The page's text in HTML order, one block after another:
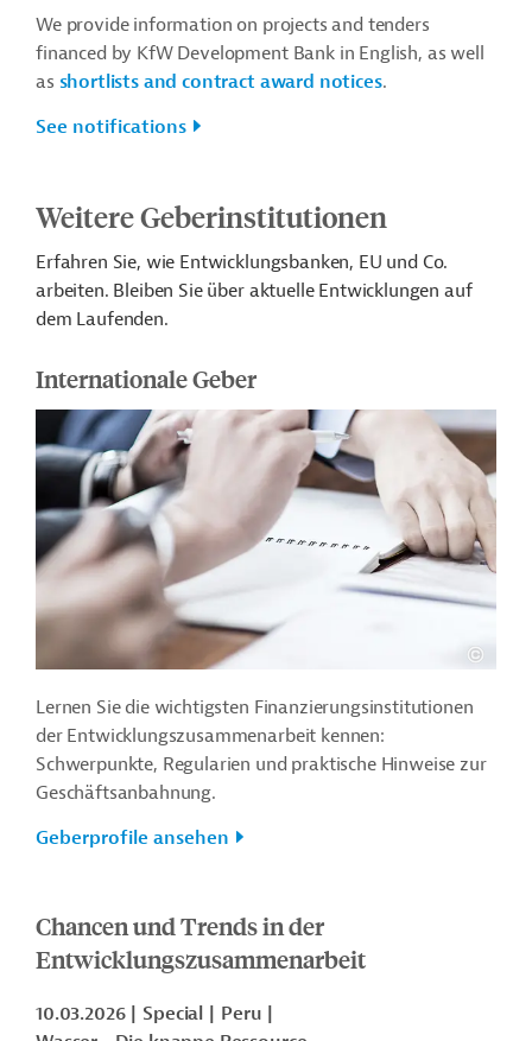
We provide information on projects and tenders
financed by KfW Development Bank in English, as well
as shortlists and contract award notices.
See notifications
Weitere Geberinstitutionen
Erfahren Sie, wie Entwicklungsbanken, EU und Co.
arbeiten. Bleiben Sie über aktuelle Entwicklungen auf
dem Laufenden.
Internationale Geber
Lernen Sie die wichtigsten Finanzierungsinstitutionen
der Entwicklungszusammenarbeit kennen:
Schwerpunkte, Regularien und praktische Hinweise zur
Geschäftsanbahnung.
Geberprofile ansehen
Chancen und Trends in der
Entwicklungszusammenarbeit
10.03.2026 Special
Peru